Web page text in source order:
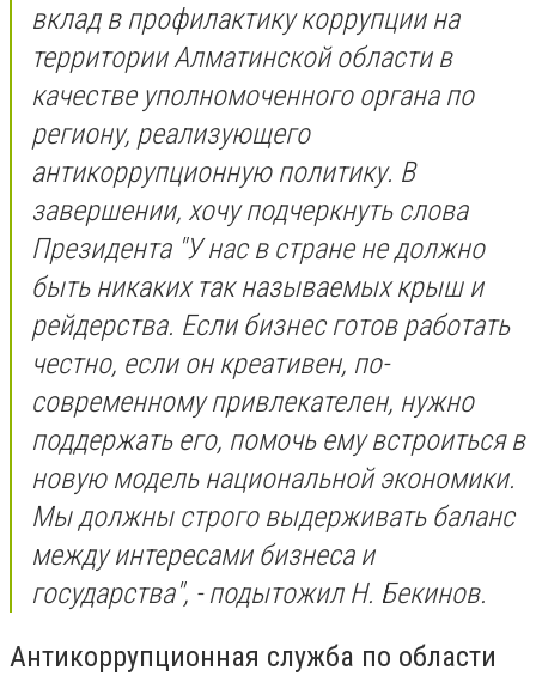
вклад в профилактику коррупции на
территории Алматинской области в
качестве уполномоченного органа по
региону, реализующего
антикоррупционную политику. В
завершении, хочу подчеркнуть слова
Президента "У нас в стране не должно
быть никаких так называемых крыш и
рейдерства. Если бизнес готов работать
честно, если он креативен, по-
современному привлекателен, нужно
поддержать его, помочь ему встроиться в
новую модель национальной экономики.
Мы должны строго выдерживать баланс
между интересами бизнеса и
государства", - подытожил Н. Бекинов.
Антикоррупционная служба по области